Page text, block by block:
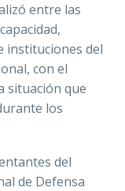
entre las
instituciones del
con el
situación que
los
del
de Defensa